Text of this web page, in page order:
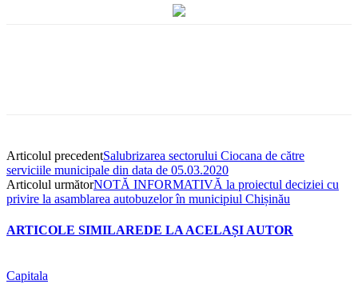
Articolul precedentSalubrizarea sectorului Ciocana de către
serviciile municipale din data de 05.03.2020
Articolul următorNOTĂ INFORMATIVĂ la proiectul deciziei cu
privire la asamblarea autobuzelor în municipiul Chișinău
ARTICOLE SIMILAREDE LA ACELAȘI AUTOR
Capitala